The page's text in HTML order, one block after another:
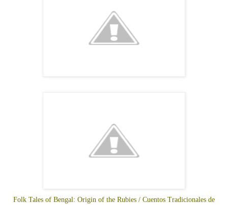
Folk Tales of Bengal: Origin of the Rubies / Cuentos Tradicionales de